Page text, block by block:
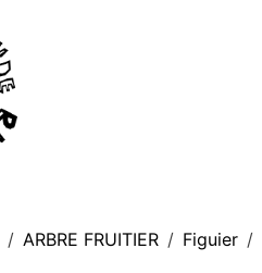
ARBRE FRUITIER Figuier